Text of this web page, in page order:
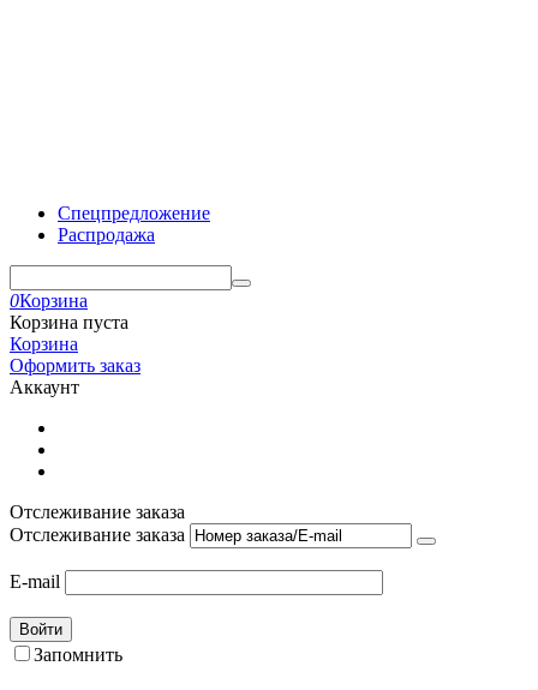
Спецпредложение
Распродажа
0Корзина
Корзина пуста
Корзина
Оформить заказ
Аккаунт
Отслеживание заказа
Отслеживание заказа
E-mail
Войти
Запомнить